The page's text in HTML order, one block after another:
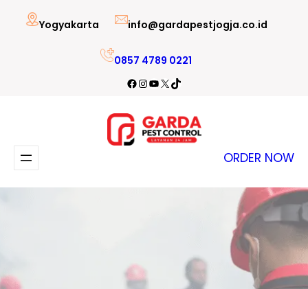
Lewati
Yogyakarta info@gardapestjogja.co.id
0857 4789 0221
Facebook
Instagram
YouTube
X TikTok
ORDER NOW